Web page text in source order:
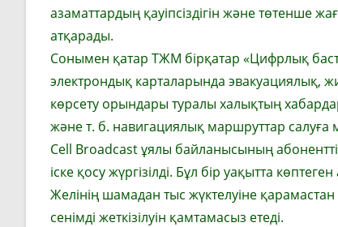
азаматтардың қауіпсіздігін және төтенше
атқарады.
Сонымен қатар ТЖМ бірқатар «Цифрлық
электрондық карталарында эвакуациялық,
көрсету орындары туралы халықтың
және т. б. навигациялық маршруттар салуға
Cell Broadcast ұялы байланысының
іске қосу жүргізілді. Бұл бір уақытта
Желінің шамадан тыс жүктелуіне
сенімді жеткізілуін қамтамасыз етеді.